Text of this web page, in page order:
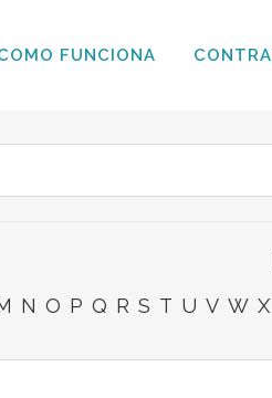
FUNCIONA
N O P Q R S T U V W X